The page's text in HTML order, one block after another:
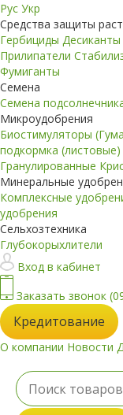
Рус Укр
Средства защиты
Гербициды Десиканты
Прилипатели
Фумиганты
Семена
Семена
Микроудобрения
Биостимуляторы
подкормка (листовые)
Гранулированные
Минеральные
Комплексные
удобрения
Сельхозтехника
Глубокорыхлители
Вход в кабинет
Заказать звонок
Кредитование
О компании Новости